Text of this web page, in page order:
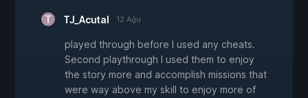
TJ_Acutal 12 Ağu
played through before I used any cheats.
Second playthrough I used them to enjoy
the story more and accomplish missions that
were way above my skill to enjoy more of